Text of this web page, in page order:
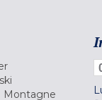
Montagne